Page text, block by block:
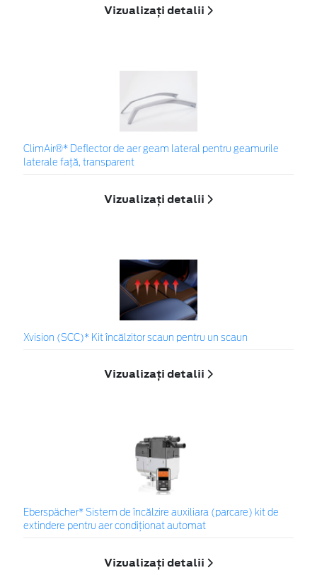
Vizualizați detalii
ClimAir®* Deflector de aer geam lateral pentru geamurile
laterale faţă, transparent
Vizualizați detalii
Xvision (SCC)* Kit încălzitor scaun pentru un scaun
Vizualizați detalii
Eberspächer* Sistem de încălzire auxiliara (parcare) kit de
extindere pentru aer condiționat automat
Vizualizați detalii